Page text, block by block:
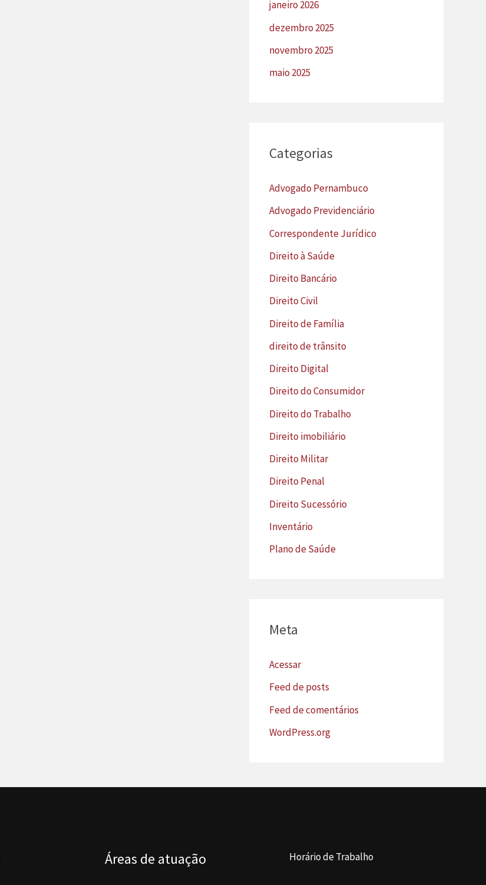
janeiro 2026
dezembro 2025
novembro 2025
maio 2025
Categorias
Advogado Pernambuco
Advogado Previdenciário
Correspondente Jurídico
Direito à Saúde
Direito Bancário
Direito Civil
Direito de Família
direito de trânsito
Direito Digital
Direito do Consumidor
Direito do Trabalho
Direito imobiliário
Direito Militar
Direito Penal
Direito Sucessório
Inventário
Plano de Saúde
Meta
Acessar
Feed de posts
Feed de comentários
WordPress.org
Áreas de atuação Horário de Trabalho